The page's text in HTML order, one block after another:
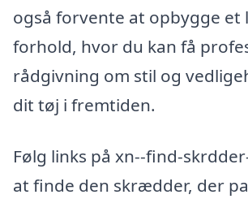
også forvente at opbygge et
forhold, hvor du kan få
rådgivning om stil og
dit tøj i fremtiden.
Følg links på xn--find-
at finde den skrædder, der